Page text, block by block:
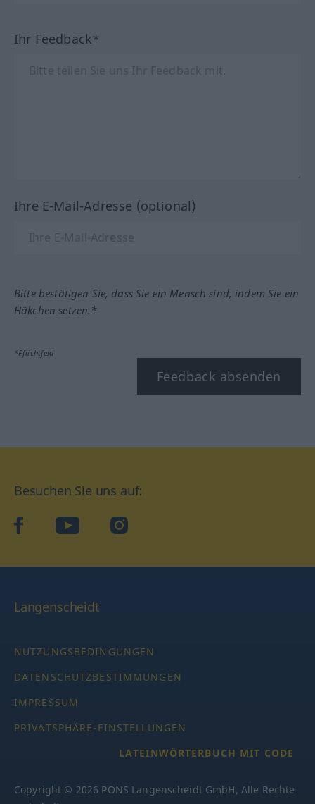
Ihr Feedback*
Ihre E-Mail-Adresse (optional)
Bitte bestätigen Sie, dass Sie ein Mensch sind, indem Sie ein
Häkchen setzen.*
*Pflichtfeld
Feedback absenden
Besuchen Sie uns auf:
facebookYouTube Instagram
Langenscheidt
NUTZUNGSBEDINGUNGEN
DATENSCHUTZBESTIMMUNGEN
IMPRESSUM
PRIVATSPHÄRE-EINSTELLUNGEN
LATEINWÖRTERBUCH MIT CODE
Copyright © 2026 PONS Langenscheidt GmbH, Alle Rechte